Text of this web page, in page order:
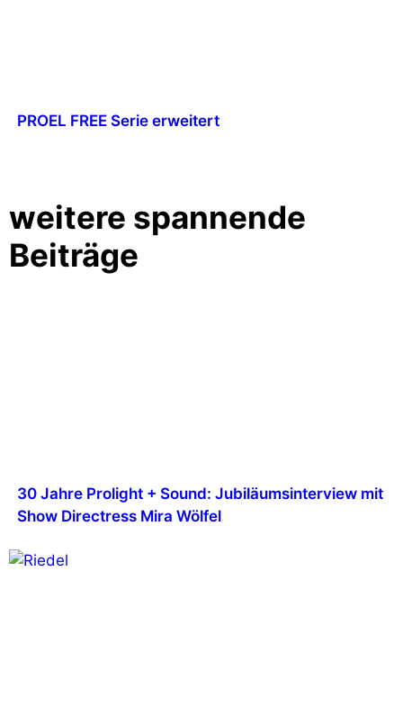
PROEL FREE Serie erweitert
weitere spannende
Beiträge
30 Jahre Prolight + Sound: Jubiläumsinterview mit
Show Directress Mira Wölfel